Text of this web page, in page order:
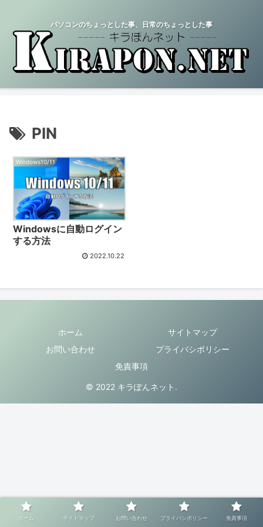
パソコンのちょっとした事、日常のちょっとした事
PIN
Windows10/11
Windowsに自動ログイン
する方法
2022.10.22
ホーム
サイトマップ
お問い合わせ
プライバシポリシー
免責事項
© 2022 キラぽんネット.
ホーム サイトマップ お問い合わせ プライバシポリシー 免責事項